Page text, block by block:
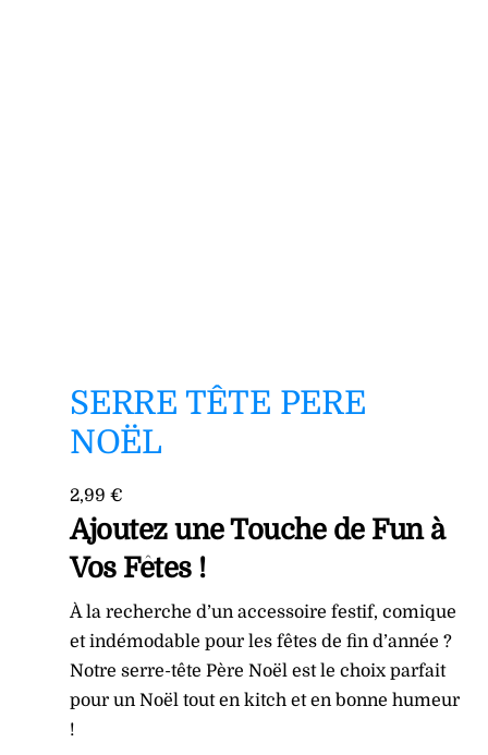
SERRE TÊTE PERE
NOËL
2,99€
Ajoutez une Touche de Fun à
Vos Fêtes !
À la recherche d’un accessoire festif, comique
et indémodable pour les fêtes de fin d’année ?
Notre serre-tête Père Noël est le choix parfait
pour un Noël tout en kitch et en bonne humeur
!